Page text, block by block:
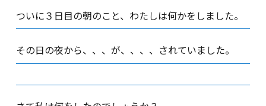
ついに３日目の朝のこと、わたしは何かをしました。
その日の夜から、、、が、、、、されていました。